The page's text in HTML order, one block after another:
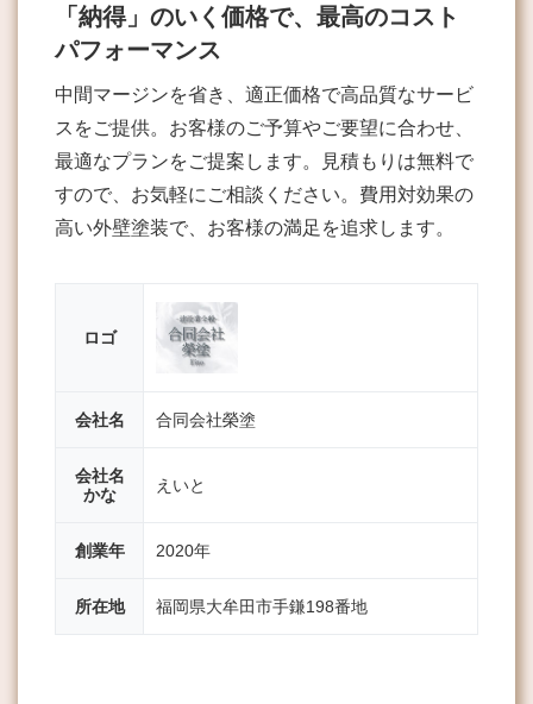
「納得」のいく価格で、最高のコスト
パフォーマンス
中間マージンを省き、適正価格で高品質なサービ
スをご提供。お客様のご予算やご要望に合わせ、
最適なプランをご提案します。見積もりは無料で
すので、お気軽にご相談ください。費用対効果の
高い外壁塗装で、お客様の満足を追求します。
ロゴ
会社名 合同会社榮塗
会社名
かな
えいと
創業年 2020年
所在地 福岡県大牟田市手鎌198番地